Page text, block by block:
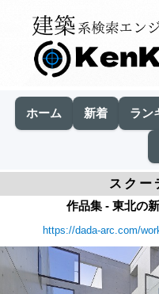
ホーム 新着 ラン
スクー
作品集 - 東北の
https://dada-arc.com/